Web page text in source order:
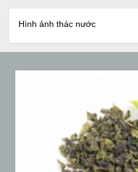
Hình ảnh thác nước